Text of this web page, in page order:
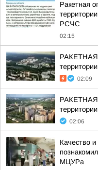
Ракетная
РСЧС
02:15
02:09
02:06
Качество
МЦУРа